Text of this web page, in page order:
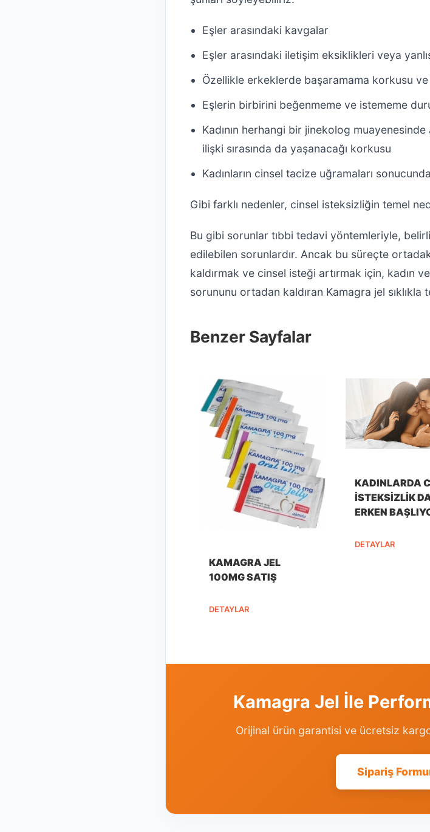
Eşler arasındaki kavgalar
Eşler arasındaki iletişim eksiklikleri veya
Özellikle erkeklerde başaramama korkusu
Eşlerin birbirini beğenmeme ve istememe
Kadının herhangi bir jinekolog muayenesinde
ilişki sırasında da yaşanacağı korkusu
Kadınların cinsel tacize uğramaları
Gibi farklı nedenler, cinsel isteksizliğin temel
Bu gibi sorunlar tıbbi tedavi yöntemleriyle,
edilebilen sorunlardır. Ancak bu süreçte
kaldırmak ve cinsel isteği artırmak için, kadın
sorununu ortadan kaldıran Kamagra jel sıklıkla
Benzer Sayfalar
KAMAGRA JEL
100MG SATIŞ
DETAYLAR
KADINLARDA
İSTEKSIZLIK
ERKEN
DETAYLAR
Kamagra Jel İle
Orijinal ürün garantisi ve ücretsiz
Sipariş